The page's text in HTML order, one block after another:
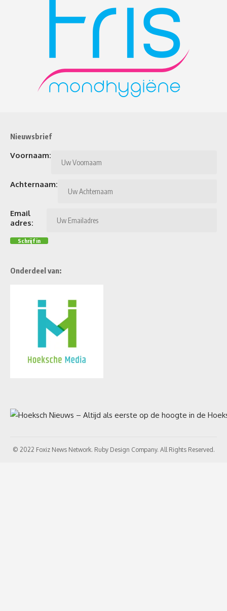
Nieuwsbrief
Voornaam:
Achternaam:
Email
adres:
Onderdeel van:
© 2022 Foxiz News Network. Ruby Design Company. All Rights Reserved.